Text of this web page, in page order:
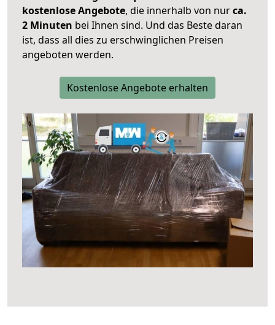
kostenlose Angebote, die innerhalb von nurca.
2 Minuten bei Ihnen sind. Und das Beste daran
ist, dass all dies zu erschwinglichen Preisen
angeboten werden.
Kostenlose Angebote erhalten